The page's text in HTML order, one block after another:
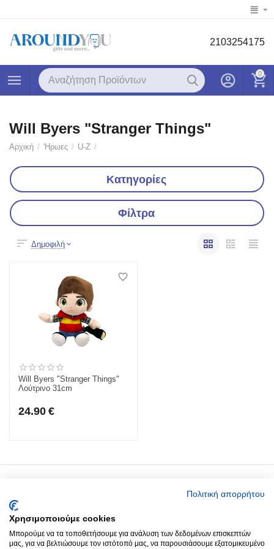
2103254175
0
Will Byers "Stranger Things"
Αρχική / 'Ηρωες / U-Z /
Κατηγορίες
Φίλτρα
Δημοφιλή
Will Byers "Stranger Things"
Λούτρινο 31cm
24.90 €
Around you
Πολιτική απορρήτου
Χρησιμοποιούμε cookies
Μπορούμε να τα τοποθετήσουμε για ανάλυση των δεδομένων επισκεπτών
μας, για να βελτιώσουμε τον ιστότοπό μας, να παρουσιάσουμε εξατομικευμένο